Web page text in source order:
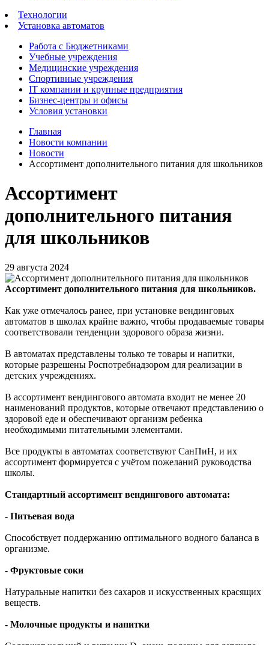
Технологии
Установка автоматов
Работа с Бюджетниками
Учебные учреждения
Медицинские учреждения
Спортивные учреждения
IT компании и крупные предприятия
Бизнес-центры и офисы
Условия установки
Главная
Новости компании
Новости
Ассортимент дополнительного питания для школьников
Ассортимент
дополнительного питания
для школьников
29 августа 2024
Ассортимент дополнительного питания для школьников.
Как уже отмечалось ранее, при установке вендинговых
автоматов в школах крайне важно, чтобы продаваемые товары
соответствовали тенденции здорового образа жизни.
В автоматах представлены только те товары и напитки,
которые разрешены Роспотребнадзором для реализации в
детских учреждениях.
В ассортимент вендингового автомата входит не менее 20
наименований продуктов, которые отвечают представлению о
здоровой еде и обеспечивают организм ребенка
необходимыми питательными элементами.
Все продукты в автоматах соответствуют СанПиН, и их
ассортимент формируется с учётом пожеланий руководства
школы.
Стандартный ассортимент вендингового автомата:
- Питьевая вода
Способствует поддержанию оптимального водного баланса в
организме.
- Фруктовые соки
Натуральные напитки без сахаров и искусственных красящих
веществ.
- Молочные продукты и напитки